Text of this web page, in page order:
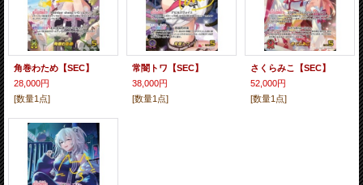
角巻わため【SEC】
28,000円
[数量1点]
常闇トワ【SEC】
38,000円
[数量1点]
さくらみこ【SEC】
52,000円
[数量1点]